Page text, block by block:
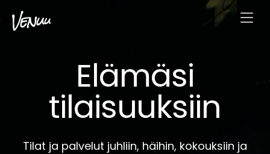
Elämäsi
tilaisuuksiin
Tilat ja palvelut juhliin, häihin, kokouksiin ja